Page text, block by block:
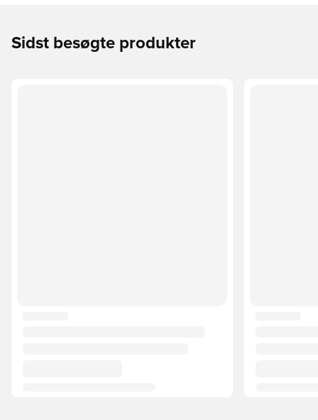
Sidst besøgte produkter